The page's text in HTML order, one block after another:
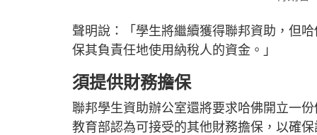
聲明說：「學生將繼續獲得聯邦資助，但
保其負責任地使用納稅人的資金。」
須提供財務擔保
聯邦學生資助辦公室還將要求哈佛開立一
教育部認為可接受的其他財務擔保，以確